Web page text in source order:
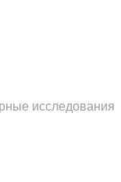
исследования